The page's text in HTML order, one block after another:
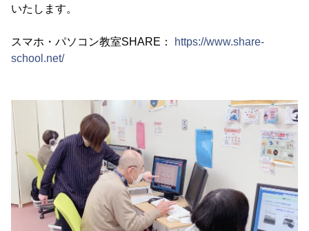
いたします。
スマホ・パソコン教室SHARE：
https://www.share-
school.net/